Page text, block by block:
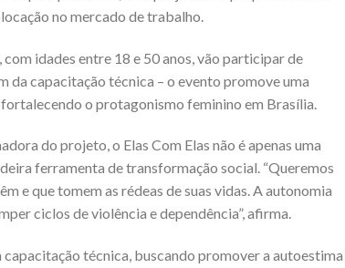
no mercado de trabalho.
idades entre 18 e 50 anos, vão participar de
da capacitação técnica – o evento promove uma
o protagonismo feminino em Brasília.
do projeto, o Elas Com Elas não é apenas uma
ferramenta de transformação social. “Queremos
e que tomem as rédeas de suas vidas. A autonomia
ciclos de violência e dependência”, afirma.
técnica, buscando promover a autoestima